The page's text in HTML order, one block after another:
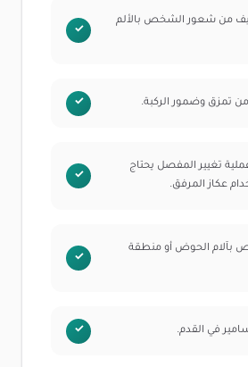
من شعور الشخص بالألم
تمزق وضمور الركبة.
تغيير المفصل يحتاج
عكاز المرفق.
بآلام الحوض أو منطقة
في القدم.